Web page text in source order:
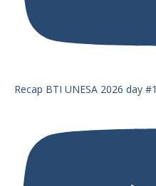
Recap BTI UNESA 2026 day #1